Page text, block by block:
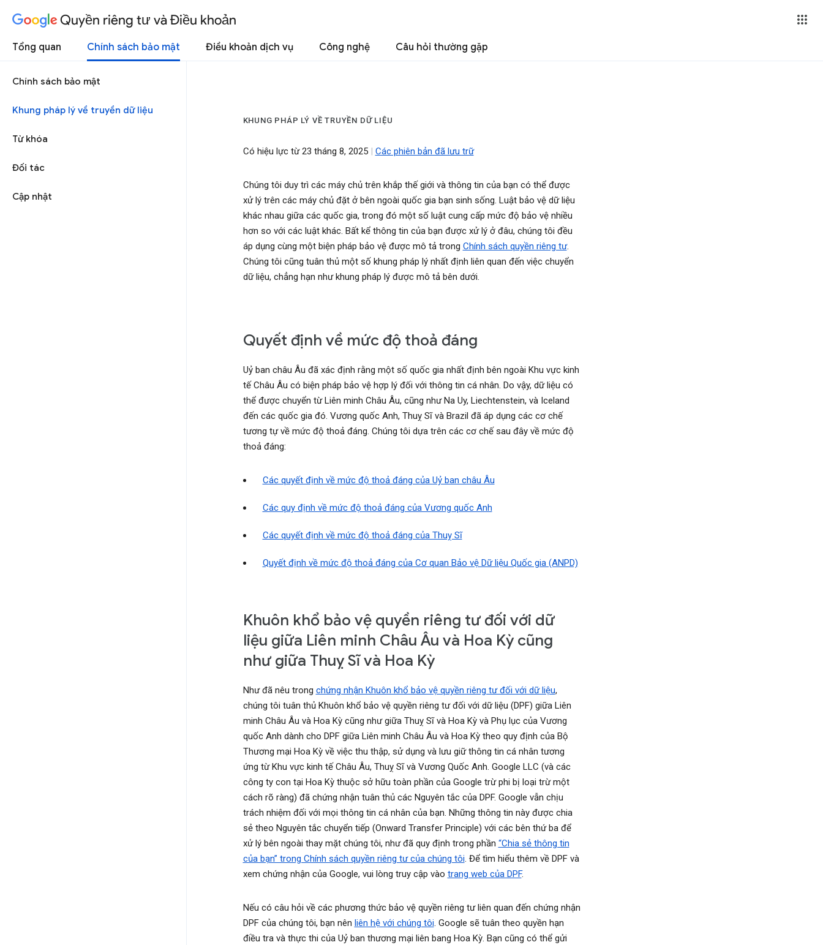
Quyền riêng tư và Điều khoản
Tổng quan Chính sách bảo mật Điều khoản dịch vụ Công nghệ Câu hỏi thường gặp
Chính sách bảo mật
Khung pháp lý về truyền dữ liệu
Từ khóa
Đối tác
Cập nhật
KHUNG PHÁP LÝ VỀ TRUYỀN DỮ LIỆU
Có hiệu lực từ 23 tháng 8, 2025 | Các phiên bản đã lưu trữ
Chúng tôi duy trì các máy chủ trên khắp thế giới và thông tin của bạn có thể được
xử lý trên các máy chủ đặt ở bên ngoài quốc gia bạn sinh sống. Luật bảo vệ dữ liệu
khác nhau giữa các quốc gia, trong đó một số luật cung cấp mức độ bảo vệ nhiều
hơn so với các luật khác. Bất kể thông tin của bạn được xử lý ở đâu, chúng tôi đều
áp dụng cùng một biện pháp bảo vệ được mô tả trong Chính sách quyền riêng tư.
Chúng tôi cũng tuân thủ một số khung pháp lý nhất định liên quan đến việc chuyển
dữ liệu, chẳng hạn như khung pháp lý được mô tả bên dưới.
Quyết định về mức độ thoả đáng
Uỷ ban châu Âu đã xác định rằng một số quốc gia nhất định bên ngoài Khu vực kinh
tế Châu Âu có biện pháp bảo vệ hợp lý đối với thông tin cá nhân. Do vậy, dữ liệu có
thể được chuyển từ Liên minh Châu Âu, cũng như Na Uy, Liechtenstein, và Iceland
đến các quốc gia đó. Vương quốc Anh, Thuỵ Sĩ và Brazil đã áp dụng các cơ chế
tương tự về mức độ thoả đáng. Chúng tôi dựa trên các cơ chế sau đây về mức độ
thoả đáng:
Các quyết định về mức độ thoả đáng của Uỷ ban châu Âu
Các quy định về mức độ thoả đáng của Vương quốc Anh
Các quyết định về mức độ thoả đáng của Thuỵ Sĩ
Quyết định về mức độ thoả đáng của Cơ quan Bảo vệ Dữ liệu Quốc gia (ANPD)
Khuôn khổ bảo vệ quyền riêng tư đối với dữ
liệu giữa Liên minh Châu Âu và Hoa Kỳ cũng
như giữa Thuỵ Sĩ và Hoa Kỳ
Như đã nêu trong chứng nhận Khuôn khổ bảo vệ quyền riêng tư đối với dữ liệu,
chúng tôi tuân thủ Khuôn khổ bảo vệ quyền riêng tư đối với dữ liệu (DPF) giữa Liên
minh Châu Âu và Hoa Kỳ cũng như giữa Thuỵ Sĩ và Hoa Kỳ và Phụ lục của Vương
quốc Anh dành cho DPF giữa Liên minh Châu Âu và Hoa Kỳ theo quy định của Bộ
Thương mại Hoa Kỳ về việc thu thập, sử dụng và lưu giữ thông tin cá nhân tương
ứng từ Khu vực kinh tế Châu Âu, Thuỵ Sĩ và Vương Quốc Anh. Google LLC (và các
công ty con tại Hoa Kỳ thuộc sở hữu toàn phần của Google trừ phi bị loại trừ một
cách rõ ràng) đã chứng nhận tuân thủ các Nguyên tắc của DPF. Google vẫn chịu
trách nhiệm đối với mọi thông tin cá nhân của bạn. Những thông tin này được chia
sẻ theo Nguyên tắc chuyển tiếp (Onward Transfer Principle) với các bên thứ ba để
xử lý bên ngoài thay mặt chúng tôi, như đã quy định trong phần “Chia sẻ thông tin
của bạn” trong Chính sách quyền riêng tư của chúng tôi. Để tìm hiểu thêm về DPF và
xem chứng nhận của Google, vui lòng truy cập vào trang web của DPF.
Nếu có câu hỏi về các phương thức bảo vệ quyền riêng tư liên quan đến chứng nhận
DPF của chúng tôi, bạn nên liên hệ với chúng tôi. Google sẽ tuân theo quyền hạn
điều tra và thực thi của Uỷ ban thương mại liên bang Hoa Kỳ. Bạn cũng có thể gửi